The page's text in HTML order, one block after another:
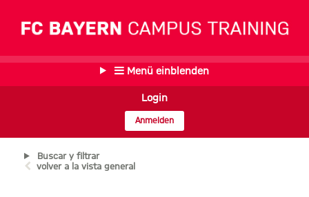
Menü einblenden
Login
Anmelden
Buscar y filtrar
volver a la vista general